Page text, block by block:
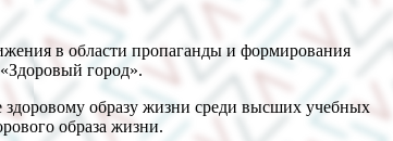
в области пропаганды и формирования
город».
образу жизни среди высших учебных
образа жизни.